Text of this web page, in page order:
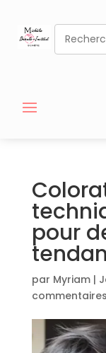
pour
par Myriam|
commentaires